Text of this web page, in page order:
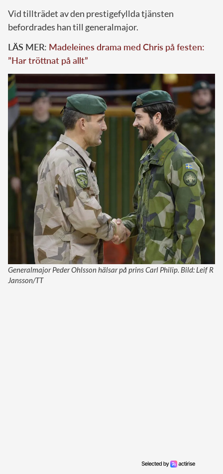
Vid tillträdet av den prestigefyllda tjänsten
befordrades han till generalmajor.
LÄS MER: Madeleines drama med Chris på festen:
”Har tröttnat på allt”
Generalmajor Peder Ohlsson hälsar på prins Carl Philip. Bild: Leif R
Jansson/TT